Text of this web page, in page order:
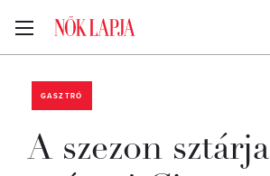
GASZTRÓ
A szezon